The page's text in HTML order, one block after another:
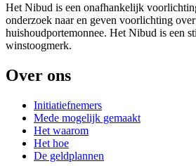
Het Nibud is een onafhankelijk
onderzoek naar en geven voorlichting
huishoudportemonnee. Het Nibud is een
winstoogmerk.
Over ons
Initiatiefnemers
Mede mogelijk gemaakt
Het waarom
Het hoe
De geldplannen